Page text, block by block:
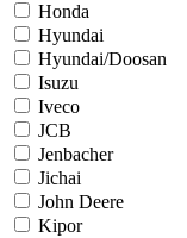
Honda
Hyundai
Hyundai/Doosan
Isuzu
Iveco
JCB
Jenbacher
Jichai
John Deere
Kipor